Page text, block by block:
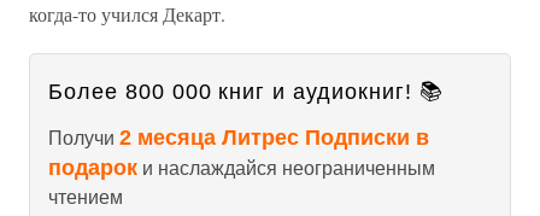
когда-то учился Декарт.
Более 800 000 книг и аудиокниг! 📚
Получи 2 месяца Литрес Подписки в
подарок и наслаждайся неограниченным
чтением